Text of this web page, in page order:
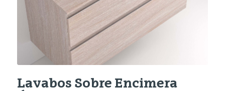
Lavabos Sobre Encimera